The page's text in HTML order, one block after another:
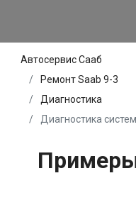
Автосервис Сааб
Ремонт Saab 9-3
Диагностика
Диагностика систем